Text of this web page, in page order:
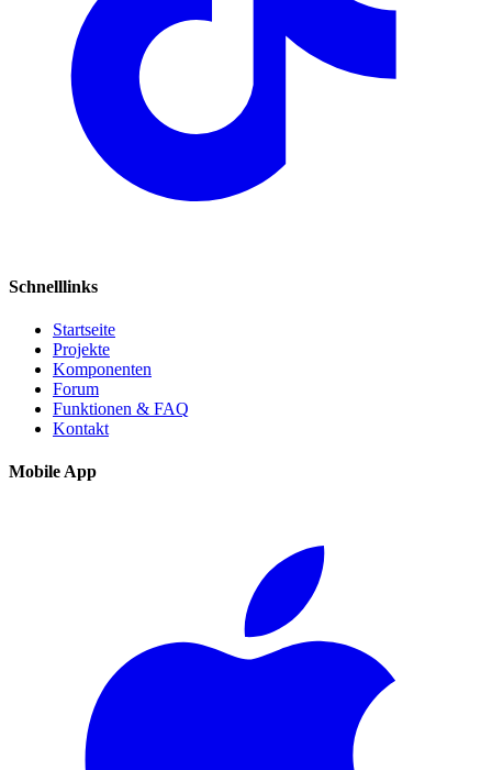
Schnelllinks
Startseite
Projekte
Komponenten
Forum
Funktionen & FAQ
Kontakt
Mobile App